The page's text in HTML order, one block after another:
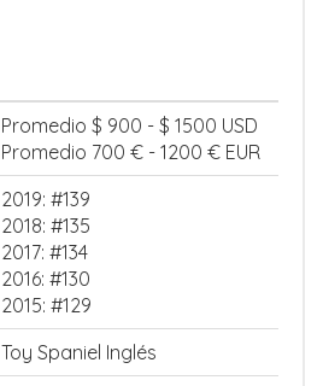
Promedio $ 900 - $ 1500 USD
Promedio 700 € - 1200 € EUR
2019: #139
2018: #135
2017: #134
2016: #130
2015: #129
Toy Spaniel Inglés